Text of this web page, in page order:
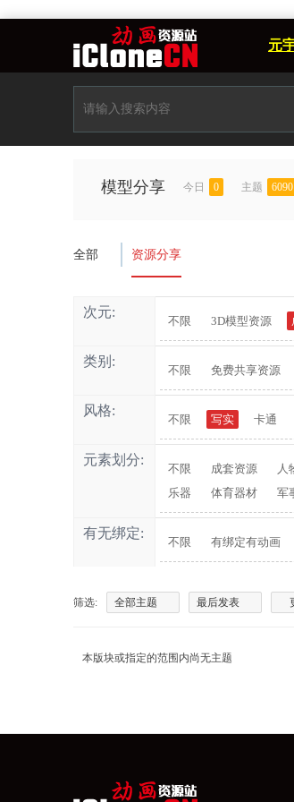
元
模型分享 今日 0 主题 6090
全部 资源分享
次元:
不限 3D模型资源
类别:
不限 免费共享资源
风格:
不限 写实 卡通
元素划分:
不限 成套资源 人
乐器
体育器材 军
有无绑定:
不限 有绑定有动画
筛选: 全部主题 最后发表
本版块或指定的范围内尚无主题